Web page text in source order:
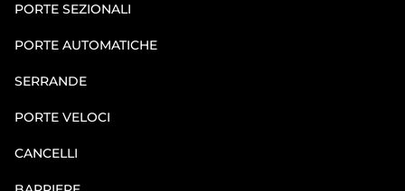
PORTE SEZIONALI
PORTE AUTOMATICHE
SERRANDE
PORTE VELOCI
CANCELLI